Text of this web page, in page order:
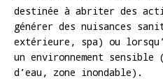
destinée à abriter des
générer des nuisances
extérieure, spa) ou
un environnement sensible
d’eau, zone inondable).